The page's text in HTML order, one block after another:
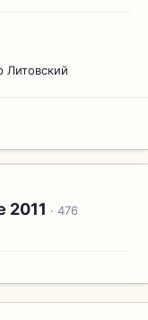
Литовский
2011 · 476